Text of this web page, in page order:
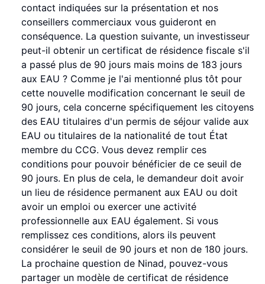
contact indiquées sur la présentation et nos
conseillers commerciaux vous guideront en
conséquence. La question suivante, un investisseur
peut-il obtenir un certificat de résidence fiscale s'il
a passé plus de 90 jours mais moins de 183 jours
aux EAU ? Comme je l'ai mentionné plus tôt pour
cette nouvelle modification concernant le seuil de
90 jours, cela concerne spécifiquement les citoyens
des EAU titulaires d'un permis de séjour valide aux
EAU ou titulaires de la nationalité de tout État
membre du CCG. Vous devez remplir ces
conditions pour pouvoir bénéficier de ce seuil de
90 jours. En plus de cela, le demandeur doit avoir
un lieu de résidence permanent aux EAU ou doit
avoir un emploi ou exercer une activité
professionnelle aux EAU également. Si vous
remplissez ces conditions, alors ils peuvent
considérer le seuil de 90 jours et non de 180 jours.
La prochaine question de Ninad, pouvez-vous
partager un modèle de certificat de résidence